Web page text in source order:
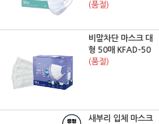
(품절)
비말차단 마스크 대
형 50매 KFAD-50
(품절)
새부리 입체 마스크